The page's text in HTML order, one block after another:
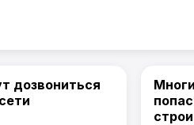
🎬
дозвониться